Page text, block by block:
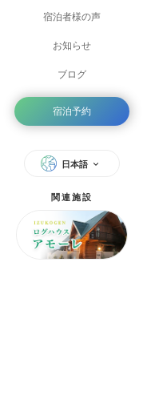
宿泊者様の声
お知らせ
ブログ
宿泊予約
日本語
関連施設